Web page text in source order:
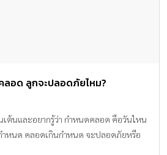
อด ลูกจะปลอดภัยไหม?
ต้นและอยากรู้ว่า กำหนดคลอด คือวันไหน
หนด คลอดเกินกำหนด จะปลอดภัยหรือ